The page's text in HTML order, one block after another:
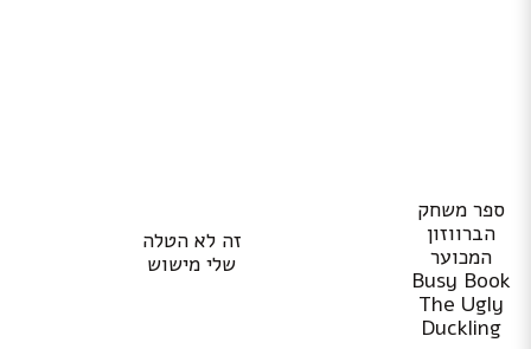
ספר משחק
הברווזון
המכוער
Busy Book
The Ugly
Duckling
זה לא הטלה
שלי מישוש